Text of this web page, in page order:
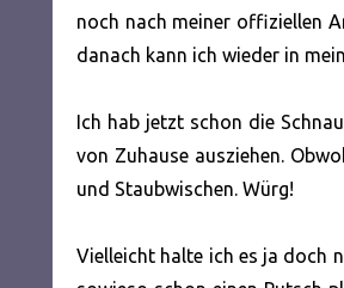
noch nach meiner offiziellen
danach kann ich wieder in
Ich hab jetzt schon die
von Zuhause ausziehen.
und Staubwischen. Würg!
Vielleicht halte ich es ja doch